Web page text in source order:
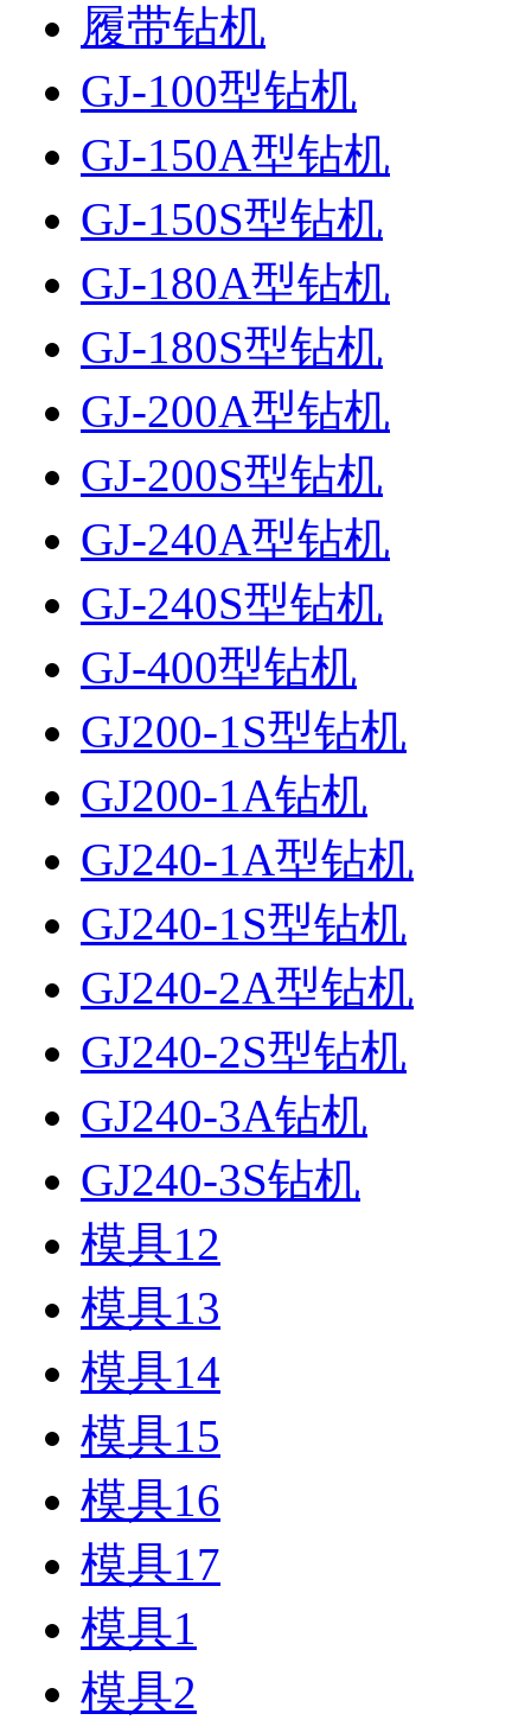
履带钻机
GJ-100型钻机
GJ-150A型钻机
GJ-150S型钻机
GJ-180A型钻机
GJ-180S型钻机
GJ-200A型钻机
GJ-200S型钻机
GJ-240A型钻机
GJ-240S型钻机
GJ-400型钻机
GJ200-1S型钻机
GJ200-1A钻机
GJ240-1A型钻机
GJ240-1S型钻机
GJ240-2A型钻机
GJ240-2S型钻机
GJ240-3A钻机
GJ240-3S钻机
模具12
模具13
模具14
模具15
模具16
模具17
模具1
模具2